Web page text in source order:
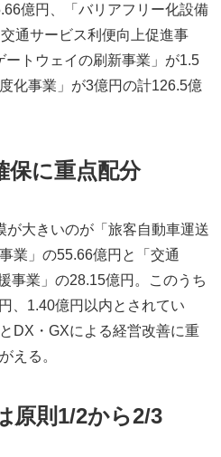
億円、「バリアフリー化設備
通サービス利便向上促進事
トウェイの刷新事業」が1.5
化事業」が3億円の計126.5億
保に重点配分
大きいのが「旅客自動車運送
業」の55.66億円と「交通
事業」の28.15億円。このうち
、1.40億円以内とされてい
DX・GXによる経営改善に重
える。
原則1/2から2/3